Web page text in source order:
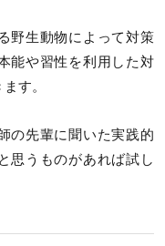
野生動物によって対策
能や習性を利用した対
す。
の先輩に聞いた実践的
思うものがあれば試し